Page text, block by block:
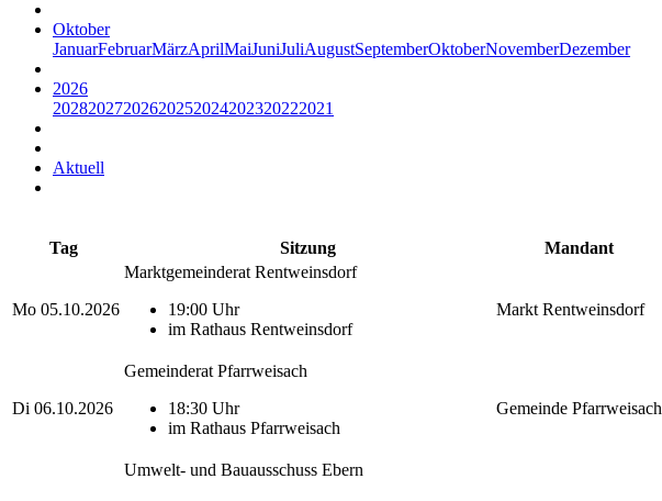
Oktober
JanuarFebruarMärzAprilMaiJuniJuliAugustSeptemberOktoberNovemberDezember
2026
20282027202620252024202320222021
Aktuell
Tag Sitzung Mandant
Mo 05.10.2026
Marktgemeinderat Rentweinsdorf
19:00 Uhr
im Rathaus Rentweinsdorf
Markt Rentweinsdorf
Di 06.10.2026
Gemeinderat Pfarrweisach
18:30 Uhr
im Rathaus Pfarrweisach
Gemeinde Pfarrweisach
Umwelt- und Bauausschuss Ebern